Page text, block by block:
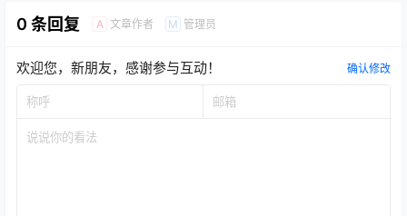
0 条回复 A 文章作者 M 管理员
欢迎您，新朋友，感谢参与互动！ 确认修改